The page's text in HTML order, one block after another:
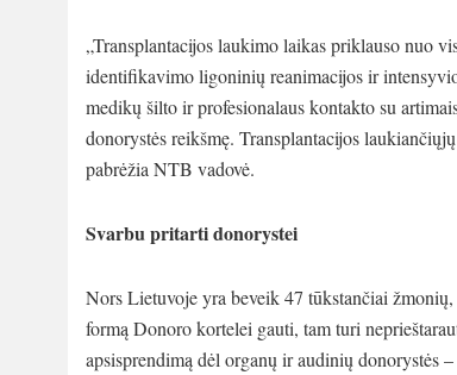
„Transplantacijos laukimo laikas priklauso nuo
identifikavimo ligoninių reanimacijos ir
medikų šilto ir profesionalaus kontakto su
donorystės reikšmę. Transplantacijos
pabrėžia NTB vadovė.
Svarbu pritarti donorystei
Nors Lietuvoje yra beveik 47 tūkstančiai
formą Donoro kortelei gauti, tam turi
apsisprendimą dėl organų ir audinių